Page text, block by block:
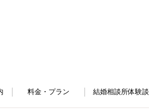
料金・プラン 結婚相談所体験談